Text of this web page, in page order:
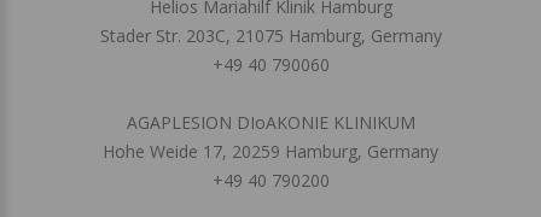
Helios Mariahilf Klinik Hamburg
Stader Str. 203C, 21075 Hamburg, Germany
+49 40 790060
AGAPLESION DIoAKONIE KLINIKUM
Hohe Weide 17, 20259 Hamburg, Germany
+49 40 790200